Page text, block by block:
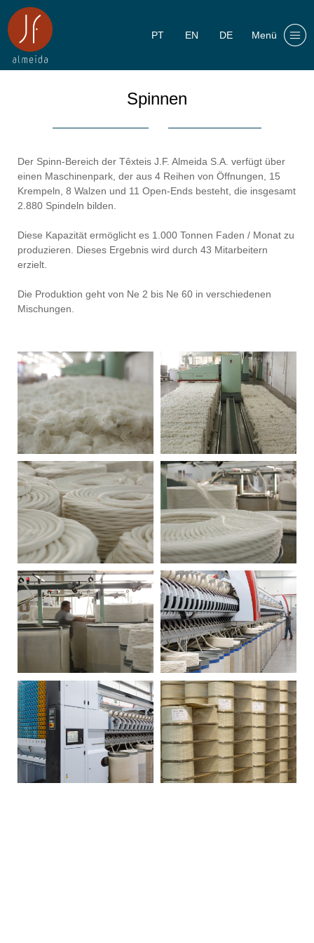
Menü
PT EN DE
Spinnen
Der Spinn-Bereich der Têxteis J.F. Almeida S.A. verfügt über
einen Maschinenpark, der aus 4 Reihen von Öffnungen, 15
Krempeln, 8 Walzen und 11 Open-Ends besteht, die insgesamt
2.880 Spindeln bilden.
Diese Kapazität ermöglicht es 1.000 Tonnen Faden / Monat zu
produzieren
Dieses Ergebnis wird durch 43 Mitarbeitern
erzielt.
Die Produktion geht von Ne 2 bis Ne 60 in verschiedenen
Mischungen.